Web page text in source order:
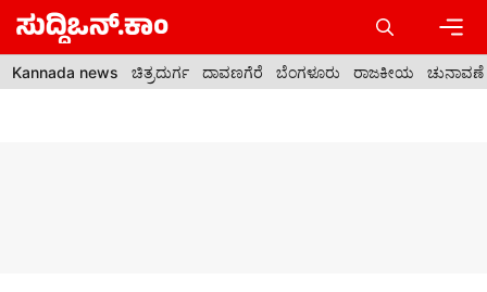
Skip
content
Kannada news ಚಿತ್ರದುರ್ಗ ದಾವಣಗೆರೆ ಬೆಂಗಳೂರು ರಾಜಕೀಯ ಚುನಾವಣೆ